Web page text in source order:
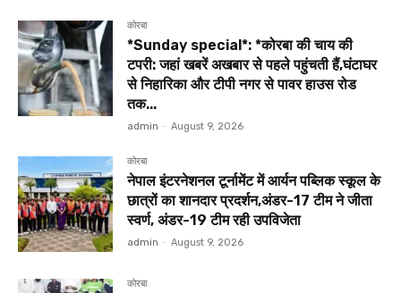
कोरबा
*Sunday special*: *कोरबा की चाय की
टपरी: जहां खबरें अखबार से पहले पहुंचती हैं,घंटाघर
से निहारिका और टीपी नगर से पावर हाउस रोड
तक...
admin - August 9, 2026
कोरबा
नेपाल इंटरनेशनल टूर्नामेंट में आर्यन पब्लिक स्कूल के
छात्रों का शानदार प्रदर्शन,अंडर-17 टीम ने जीता
स्वर्ण, अंडर-19 टीम रही उपविजेता
admin - August 9, 2026
कोरबा